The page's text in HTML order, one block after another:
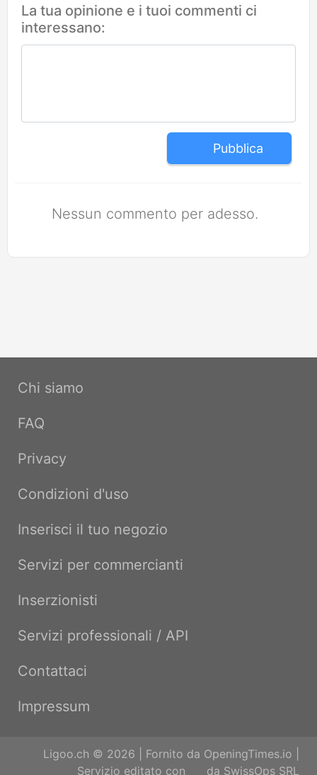
La tua opinione e i tuoi commenti ci
interessano:
Pubblica
Nessun commento per adesso.
Chi siamo
FAQ
Privacy
Condizioni d'uso
Inserisci il tuo negozio
Servizi per commercianti
Inserzionisti
Servizi professionali / API
Contattaci
Impressum
Ligoo.ch © 2026 | Fornito da OpeningTimes.io
Servizio editato con
da SwissOps SRL